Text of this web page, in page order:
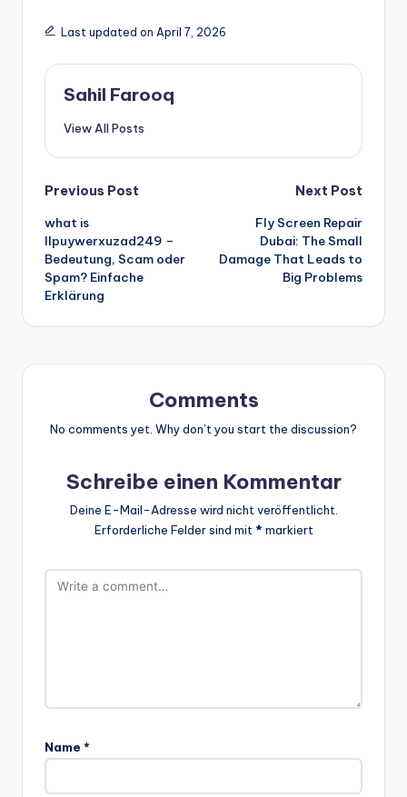
Last updated on April 7, 2026
Sahil Farooq
View All Posts
Post
navigation
Previous Post
what is
llpuywerxuzad249 –
Bedeutung, Scam oder
Spam? Einfache
Erklärung
Next Post
Fly Screen Repair
Dubai: The Small
Damage That Leads to
Big Problems
Comments
No comments yet. Why don’t you start the discussion?
Schreibe einen Kommentar
Deine E-Mail-Adresse wird nicht veröffentlicht.
Erforderliche Felder sind mit * markiert
Name *